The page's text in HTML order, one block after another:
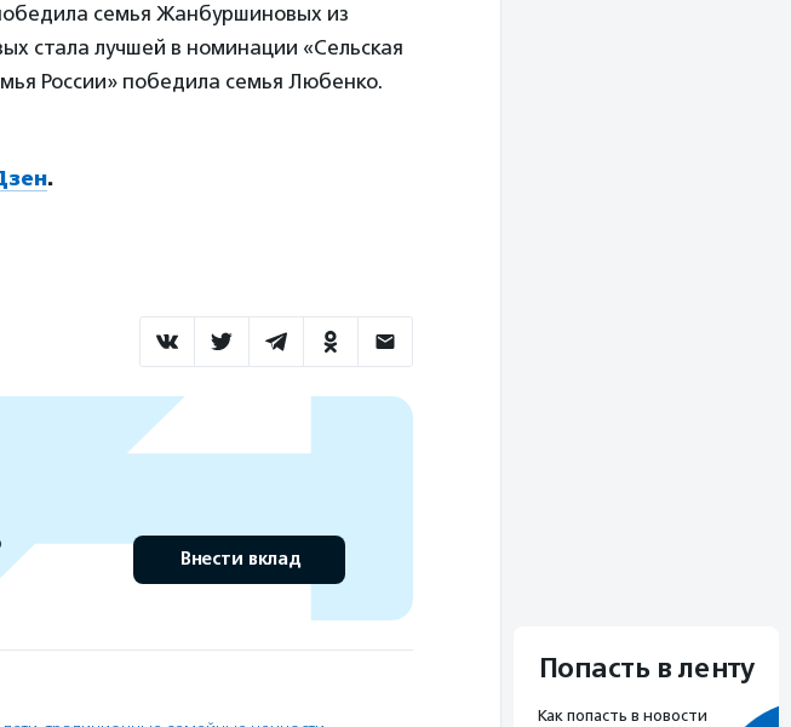
семья Жанбуршиновых из
стала лучшей в номинации «Сельская
России» победила семья Любенко.
.
Внести вклад
Попасть в ленту
Как попасть в новости